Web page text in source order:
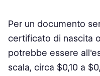
Per un documento
certificato di nascita
potrebbe essere
scala, circa $0,10 a